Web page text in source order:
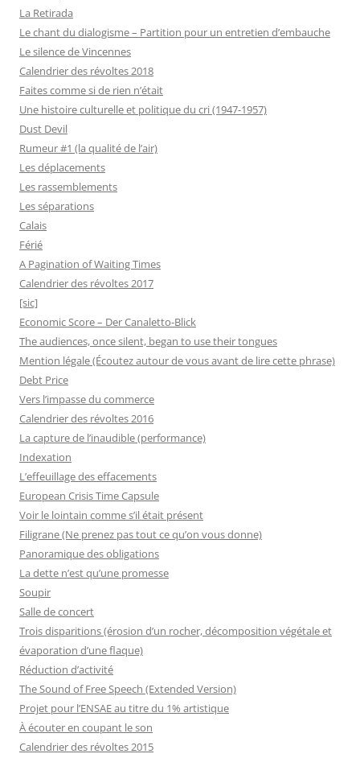
La Retirada
Le chant du dialogisme – Partition pour un entretien d’embauche
Le silence de Vincennes
Calendrier des révoltes 2018
Faites comme si de rien n’était
Une histoire culturelle et politique du cri (1947-1957)
Dust Devil
Rumeur #1 (la qualité de l’air)
Les déplacements
Les rassemblements
Les séparations
Calais
Férié
A Pagination of Waiting Times
Calendrier des révoltes 2017
[sic]
Economic Score – Der Canaletto-Blick
The audiences, once silent, began to use their tongues
Mention légale (Écoutez autour de vous avant de lire cette phrase)
Debt Price
Vers l’impasse du commerce
Calendrier des révoltes 2016
La capture de l’inaudible (performance)
Indexation
L’effeuillage des effacements
European Crisis Time Capsule
Voir le lointain comme s’il était présent
Filigrane (Ne prenez pas tout ce qu’on vous donne)
Panoramique des obligations
La dette n’est qu’une promesse
Soupir
Salle de concert
Trois disparitions (érosion d’un rocher, décomposition végétale et
évaporation d’une flaque)
Réduction d’activité
The Sound of Free Speech (Extended Version)
Projet pour l’ENSAE au titre du 1% artistique
À écouter en coupant le son
Calendrier des révoltes 2015